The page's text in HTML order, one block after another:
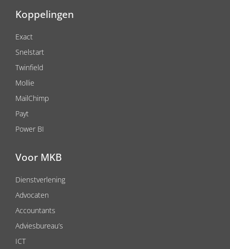
Koppelingen
Exact
Snelstart
Twinfield
Mollie
MailChimp
Payt
Power BI
Voor MKB
Dienstverlening
Advocaten
Accountants
Adviesbureau’s
ICT